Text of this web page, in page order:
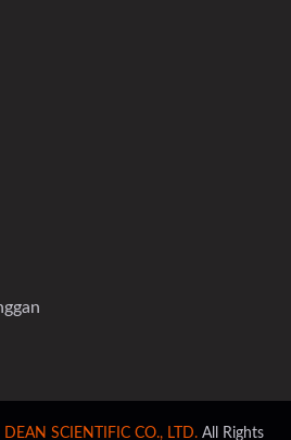
DEAN SCIENTIFIC CO., LTD. All Rights